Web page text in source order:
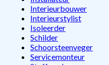
Interieurbouwer
Interieurstylist
Isoleerder
Schilder
Schoorsteenveger
Servicemonteur